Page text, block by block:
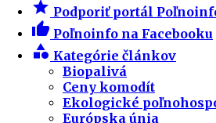
star Podporiť portál
thumb_up Poľnoinfo na Facebooku
category Kategórie článkov
Biopalivá
Ceny komodít
Ekologické
Európska únia